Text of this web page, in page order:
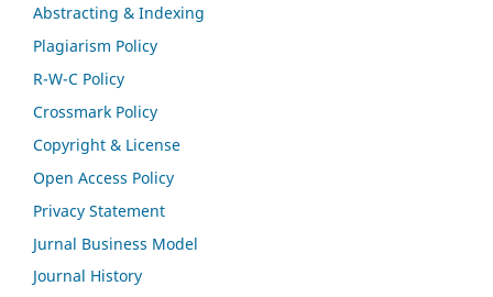
Abstracting & Indexing
Plagiarism Policy
R-W-C Policy
Crossmark Policy
Copyright & License
Open Access Policy
Privacy Statement
Jurnal Business Model
Journal History